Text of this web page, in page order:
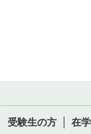
受験生の方 在